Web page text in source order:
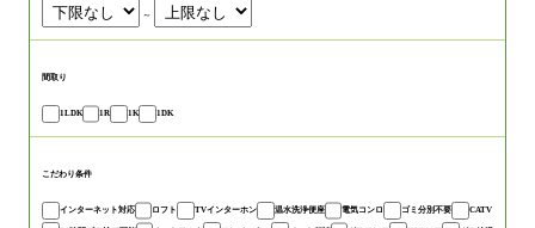
～
間取り
1LDK 1R 1K 1DK
こだわり条件
インターネット対応 ロフト TVインターホン 温水洗浄便座 電気コンロ ゴミ分別不要 CATV